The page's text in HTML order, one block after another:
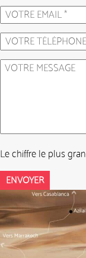
Le chiffre le plus